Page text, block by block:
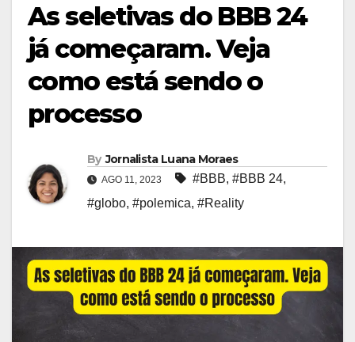
As seletivas do BBB 24
já começaram. Veja
como está sendo o
processo
By Jornalista Luana Moraes
AGO 11, 2023 #BBB, #BBB 24,
#globo, #polemica, #Reality